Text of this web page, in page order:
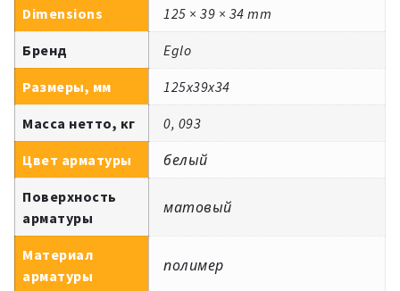
Dimensions 125 × 39 × 34 mm
Бренд Eglo
Размеры, мм 125x39x34
Масса нетто, кг 0, 093
Цвет арматуры белый
Поверхность
арматуры
матовый
Материал
арматуры
полимер